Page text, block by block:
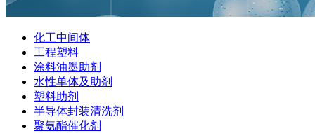
化工中间体
工程塑料
涂料油墨助剂
水性单体及助剂
塑料助剂
半导体封装清洗剂
聚氨酯催化剂